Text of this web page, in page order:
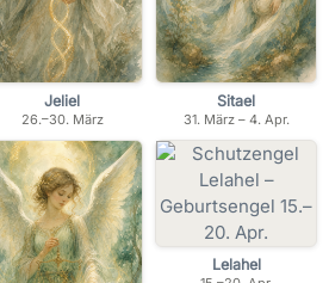
Jeliel
26.–30. März
Sitael
31. März – 4. Apr.
Lelahel